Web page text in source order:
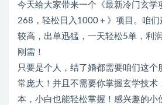
今天给大家带来一个《最新冷门玄学
268，轻松日入1000＋》项目。咱们
较高，出单迅猛，一天轻松5单，利
刚需！
只要是个人，结了婚都需要咱们这个
常庞大！并且不需要你掌握玄学技术
本，小白也能轻松掌握！感兴趣的小